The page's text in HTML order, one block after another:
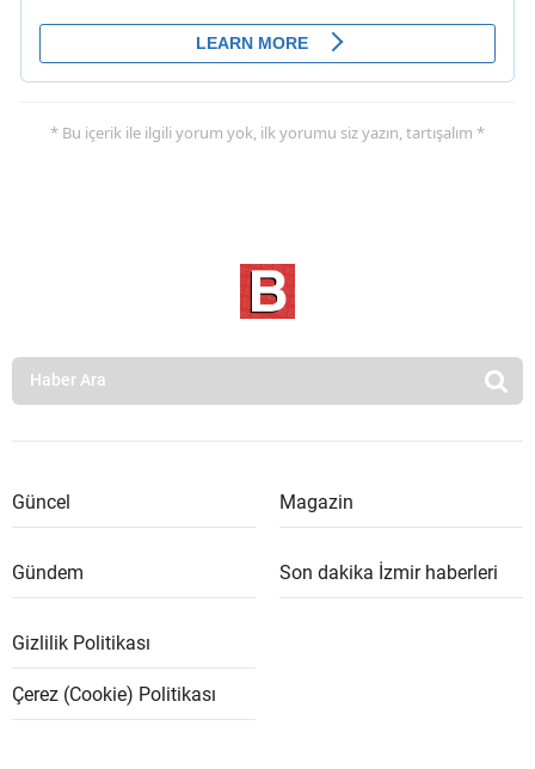
* Bu içerik ile ilgili yorum yok, ilk yorumu siz yazın, tartışalım *
Güncel Magazin
Gündem Son dakika İzmir haberleri
Gizlilik Politikası
Çerez (Cookie) Politikası